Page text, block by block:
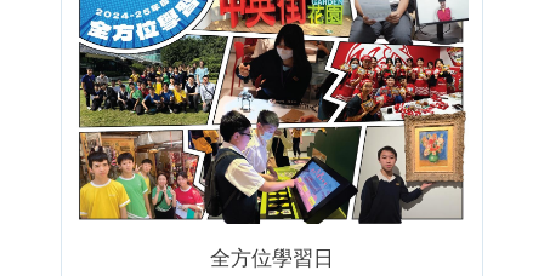
全方位學習日